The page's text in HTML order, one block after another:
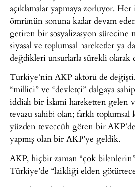
açıklamalar yapmaya zorluyor. Her
ömrünün sonuna kadar devam
getiren bir sosyalizasyon sürecine
siyasal ve toplumsal hareketler ya
değdikleri unsurlarla sürekli olarak
Türkiye’nin AKP aktörü de
“millici” ve “devletçi” dalgaya
iddialı bir İslami hareketten gelen
tevazu sahibi olan; farklı toplumsal
yüzden teveccüh gören bir
yapmış olan bir AKP’ye geldik.
AKP, hiçbir zaman “çok
Türkiye’de “laikliği elden